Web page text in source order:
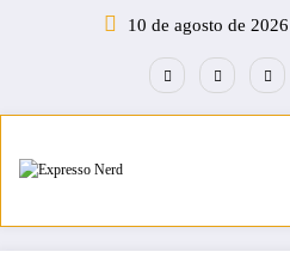
10 de agosto de 2026